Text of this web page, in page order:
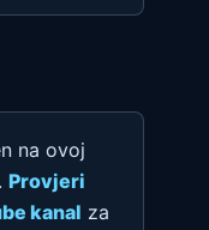
na ovoj
Provjeri
kanal za